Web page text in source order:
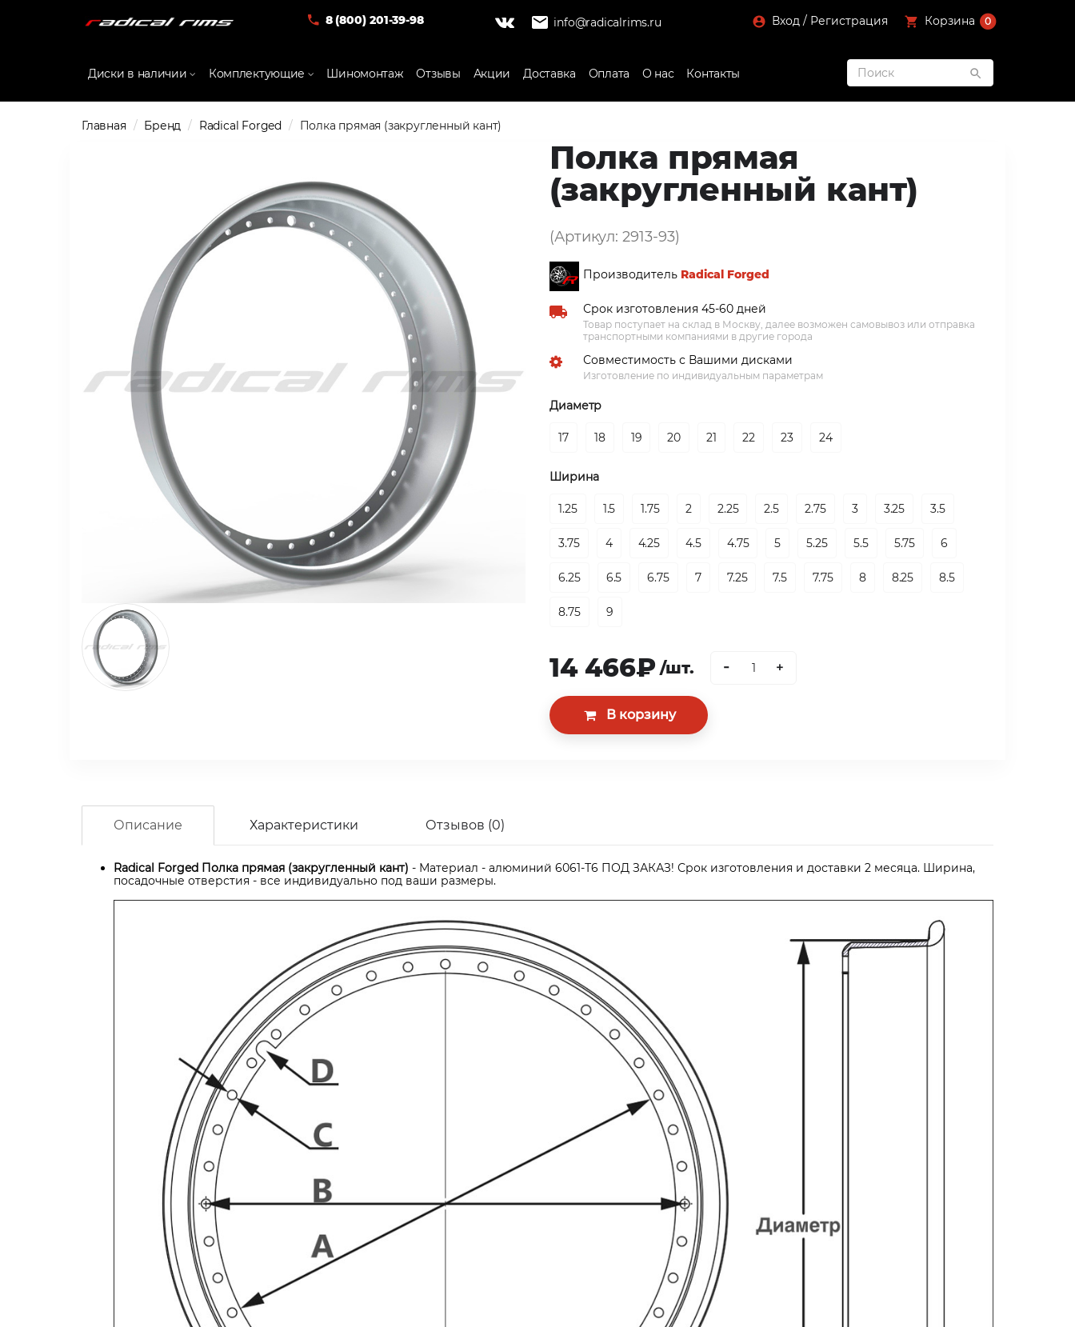
8 (800) 201-39-98 info@radicalrims.ru Вход / Регистрация Корзина 0
Диски в наличии Комплектующие Шиномонтаж Отзывы Акции Доставка Оплата О нас Контакты
Главная Бренд Radical Forged Полка прямая (закругленный кант)
Полка прямая
(закругленный кант)
(Артикул: 2913-93)
Производитель Radical Forged
Срок изготовления 45-60 дней
Товар поступает на склад в Москву, далее возможен самовывоз или отправка
транспортными компаниями в другие города
Совместимость с Вашими дисками
Изготовление по индивидуальным параметрам
Диаметр
17 18 19 20 21 22 23 24
Ширина
1.25 1.5 1.75 2 2.25 2.5 2.75 3 3.25 3.5
3.75 4 4.25 4.5 4.75 5 5.25 5.5 5.75 6
6.25 6.5 6.75 7 7.25 7.5 7.75 8 8.25 8.5
8.75 9
14 466₽ /шт. - +
Описание Характеристики Отзывов (0)
Radical Forged Полка прямая (закругленный кант) - Материал - алюминий 6061-Т6 ПОД ЗАКАЗ! Срок изготовления и доставки 2 месяца. Ширина,
посадочные отверстия - все индивидуально под ваши размеры.